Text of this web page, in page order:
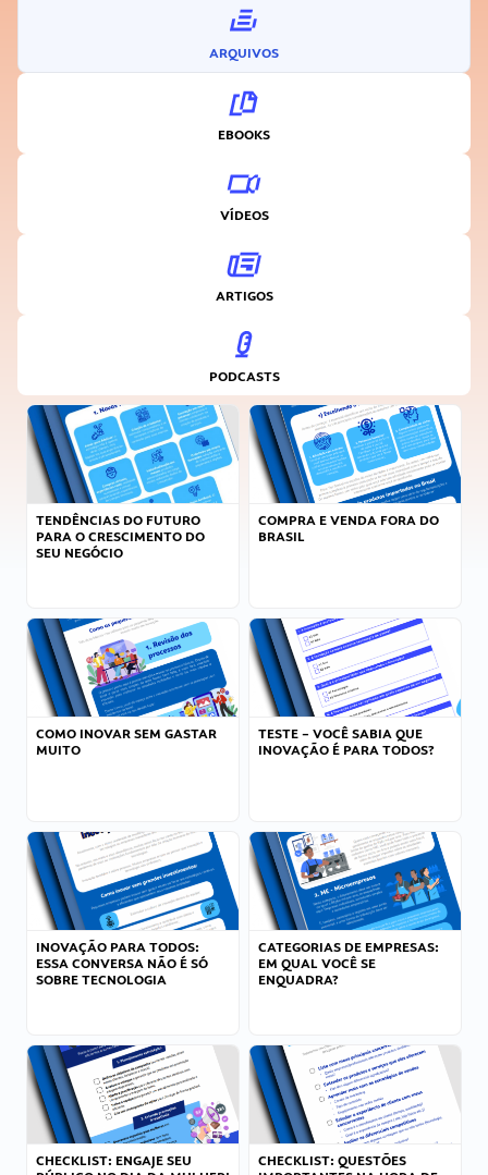
ARQUIVOS
EBOOKS
VÍDEOS
ARTIGOS
PODCASTS
TENDÊNCIAS DO FUTURO
PARA O CRESCIMENTO DO
SEU NEGÓCIO
COMPRA E VENDA FORA DO
BRASIL
COMO INOVAR SEM GASTAR
MUITO
TESTE – VOCÊ SABIA QUE
INOVAÇÃO É PARA TODOS?
INOVAÇÃO PARA TODOS:
ESSA CONVERSA NÃO É SÓ
SOBRE TECNOLOGIA
CATEGORIAS DE EMPRESAS:
EM QUAL VOCÊ SE
ENQUADRA?
CHECKLIST: ENGAJE SEU
CHECKLIST: QUESTÕES